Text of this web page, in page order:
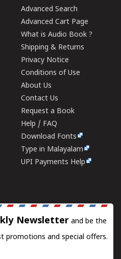
Advanced Search
Advanced Cart Page
What is Audio Book ?
Shipping & Returns
Privacy Notice
Conditions of Use
About Us
Contact Us
Request a Book
Help / FAQ
Download Fonts
Type in Malayalam
UPI Payments Help
Newsletter and be the
promotions and special offers.